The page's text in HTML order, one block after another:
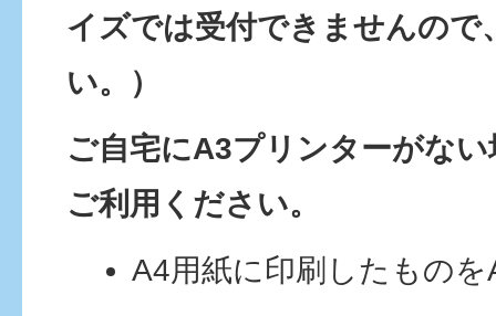
イズでは受付できませんので
い。）
ご自宅にA3プリンターがな
ご利用ください。
A4用紙に印刷したもの